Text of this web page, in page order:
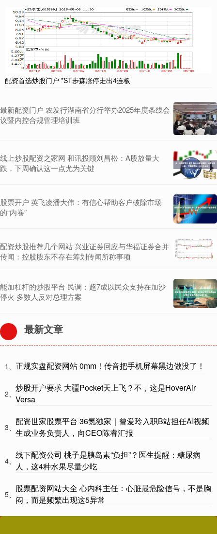
配资首选炒股门户 *ST步森涨停走出4连板
最新配资门户 农发行湖南省分行举办2025年度条线会
议暨内控合规管理培训班
线上炒股配资之家网 和讯投顾刘昌松：A股放量大
跌，下周确认这一点尤为关键
股票开户 英飞凌潘大伟：有信心帮助客户破除市场
的“内卷”
配资炒股推荐几个网站 兴业证券回应与华福证券合并
传闻：控股股东不存在筹划传闻所称事项
能加杠杆的炒股平台 民调：超7成以民众支持在加沙
停火 多数人反对总理方案
最新文章
1、 正规实盘配资网站 0mm！传音把手机屏幕黑边做没了！
2、
炒股开户要求 大疆Pocket天上飞？不，这是HoverAir
Versa
3、
配资世家股票平台 36氪独家｜曾爱玲入职B站担任AI视频
生成业务负责人，向CEO陈睿汇报
4、
线下配资公司 桃子是胰岛素“负担”？医生提醒：糖尿病
人，这4种水果尽量少吃
5、
股票配资网站大全 心内科主任：心脏最危险信号，不是胸
闷，而是频繁出现这5异常